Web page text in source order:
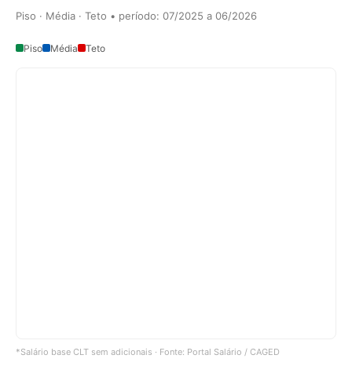
Piso · Média · Teto • período: 07/2025 a 06/2026
Piso Média Teto
*Salário base CLT sem adicionais · Fonte: Portal Salário / CAGED